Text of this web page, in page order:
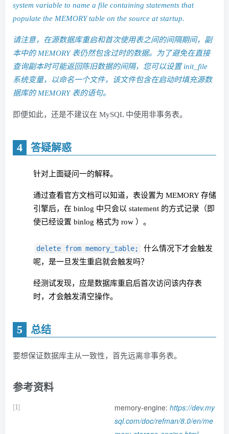
system variable to name a file containing statements that
populate the MEMORY table on the source at startup.
请注意，在源数据库重启和首次使用表之间的间隔期间，副
本中的 MEMORY 表仍然包含过时的数据。为了避免在直接
查询副本时可能返回陈旧数据的间隔，您可以设置 init_file
系统变量，以命名一个文件，该文件包含在启动时填充源数
据库的 MEMORY 表的语句。
即便如此，还是不建议在 MySQL 中使用非事务表。
4 答疑解惑
针对上面疑问一的解释。
通过查看官方文档可以知道，表设置为 MEMORY 存储
引擎后，在 binlog 中只会以 statement 的方式记录（即
使已经设置 binlog 格式为 row ）。
delete from memory_table;
什么情况下才会触发
呢，是一旦发生重启就会触发吗？
经测试发现，应是数据库重启后首次访问该内存表
时，才会触发清空操作。
5 总结
要想保证数据库主从一致性，首先远离非事务表。
参考资料
[1] memory-engine: https://dev.my
sql.com/doc/refman/8.0/en/me